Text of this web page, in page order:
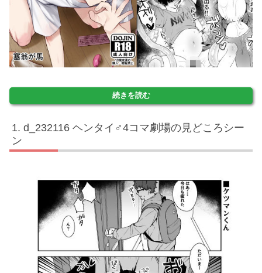
続きを読む
d_232116 ヘンタイ♂4コマ劇場の見どころシー
ン